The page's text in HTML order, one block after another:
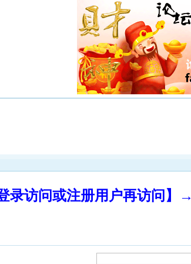
录访问或注册用户再访问】→